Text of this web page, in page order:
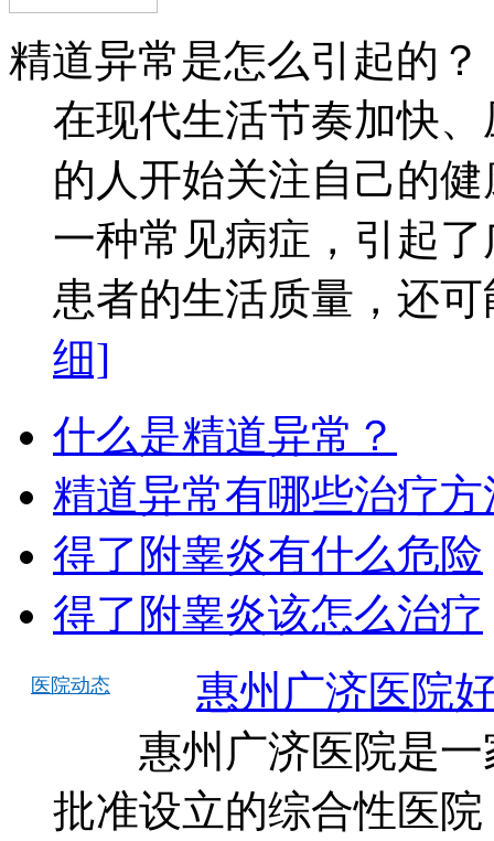
精道异常是怎么引起的？
在现代生活节奏加快
的人开始关注自己的
一种常见病症，引起
患者的生活质量，还
细]
什么是精道异常？
精道异常有哪些治疗方
得了附睾炎有什么危险
得了附睾炎该怎么治疗
医院动态
惠州广济医院
惠州广济医院是一
批准设立的综合性医